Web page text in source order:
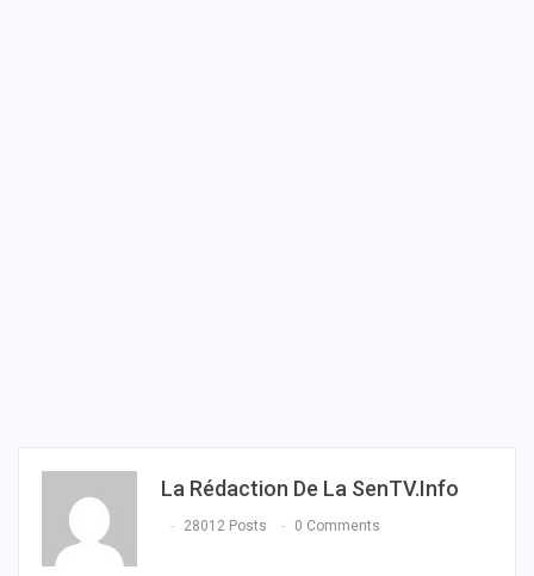
La Rédaction De La SenTV.info
28012 Posts 0 Comments